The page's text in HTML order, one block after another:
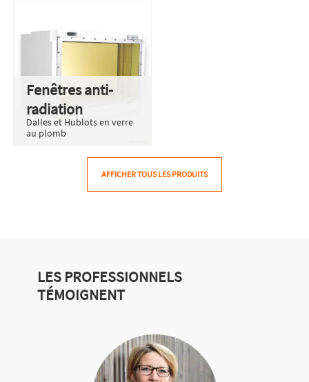
Fenêtres anti-
radiation
Dalles et Hublots en verre
au plomb
AFFICHER TOUS LES PRODUITS
LES PROFESSIONNELS
TÉMOIGNENT